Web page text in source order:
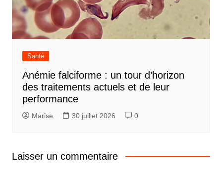
Santé
Anémie falciforme : un tour d’horizon
des traitements actuels et de leur
performance
Marise 30 juillet 2026 0
Laisser un commentaire